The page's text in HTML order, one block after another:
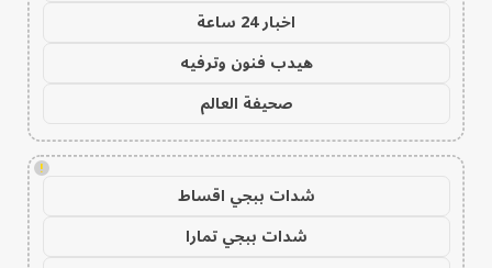
اخبار 24 ساعة
هيدب فنون وترفيه
صحيفة العالم
!
شدات ببجي اقساط
شدات ببجي تمارا